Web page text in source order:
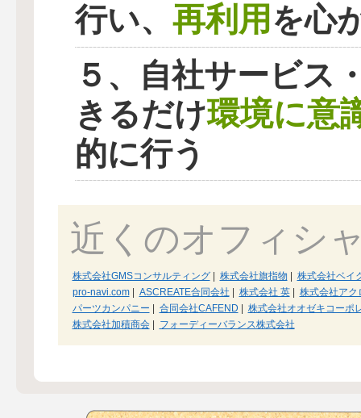
行い、 再利用を心
５、自社サービス
きるだけ環境に意
的に行う
近くのオフィシ
株式会社GMSコンサルティング| 株式会社旗指物
株式会社ベイ
pro-navi.com| ASCREATE合同会社 株式会社 英|
株式会社アク
パーツカンパニー
合同会社CAFEND
株式会社オオゼキコーポ
株式会社加積商会| フォーディーバランス株式会社